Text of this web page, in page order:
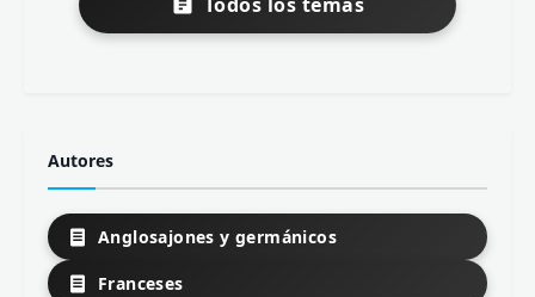
Autores
Anglosajones y germánicos
Franceses